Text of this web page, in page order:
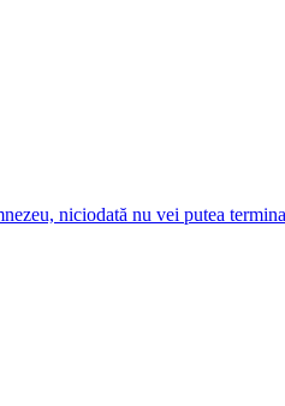
niciodată nu vei putea